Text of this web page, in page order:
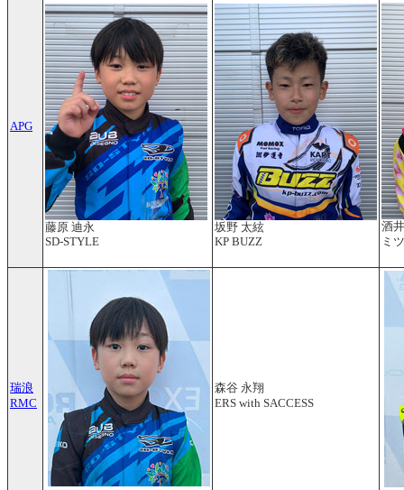
APG
藤原 迪永
SD-STYLE
坂野 太絃
KP BUZZ
酒
ミ
瑞浪
RMC
森谷 永翔
ERS with SACCESS